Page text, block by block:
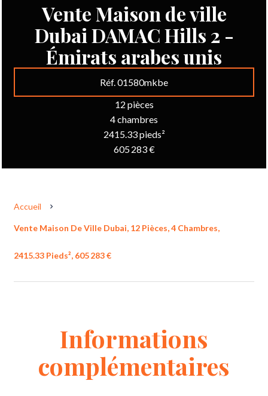
Vente Maison de ville
Dubai DAMAC Hills 2 -
Émirats arabes unis
Réf. 01580mkbe
12 pièces
4 chambres
2415.33 pieds²
605 283 €
Accueil
Vente Maison De Ville Dubai, 12 Pièces, 4 Chambres,
2415.33 Pieds², 605 283 €
Informations
complémentaires